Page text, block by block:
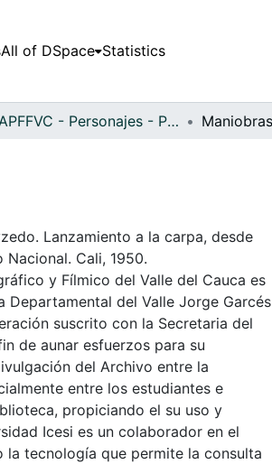
All of DSpace Statistics
APFFVC - Personajes - Patrimonial
Lanzamiento a la carpa, desde
Cali, 1950.
y Fílmico del Valle del Cauca es
Departamental del Valle Jorge Garcés
suscrito con la Secretaria del
de aunar esfuerzos para su
del Archivo entre la
entre los estudiantes e
propiciando el su uso y
Icesi es un colaborador en el
tecnología que permite la consulta